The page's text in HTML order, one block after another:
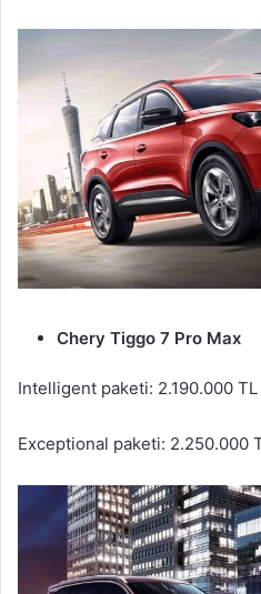
Chery Tiggo 7 Pro Max
Intelligent paketi: 2.190.000
Exceptional paketi: 2.250.000